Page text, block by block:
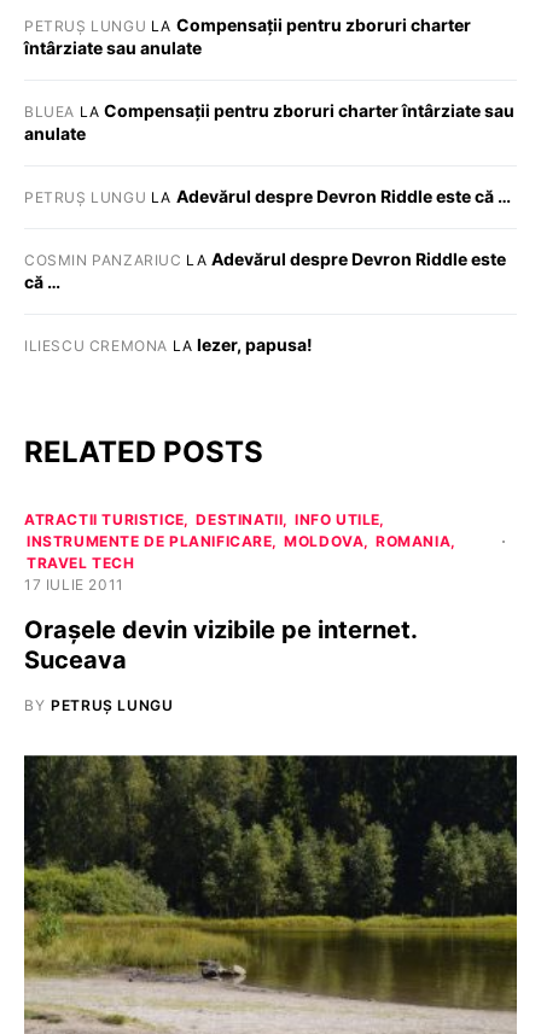
PETRUȘ LUNGU LA Compensații pentru zboruri charter
întârziate sau anulate
BLUEA LACompensații pentru zboruri charter întârziate sau
anulate
PETRUȘ LUNGU LA Adevărul despre Devron Riddle este că …
COSMIN PANZARIUC LA Adevărul despre Devron Riddle este
că …
ILIESCU CREMONA LA Iezer, papusa!
RELATED POSTS
ATRACTII TURISTICE DESTINATII
INFO UTILE
INSTRUMENTE DE PLANIFICARE
MOLDOVA
ROMANIA
TRAVEL TECH
17 IULIE 2011
Oraşele devin vizibile pe internet.
Suceava
BY PETRUȘ LUNGU